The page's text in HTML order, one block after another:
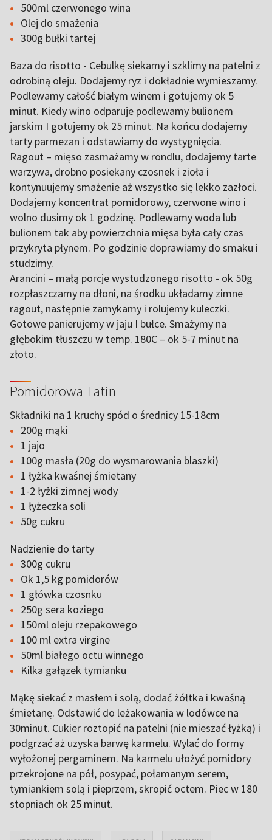
500ml czerwonego wina
Olej do smażenia
300g bułki tartej
Baza do risotto - Cebulkę siekamy i szklimy na patelni z
odrobiną oleju. Dodajemy ryz i dokładnie wymieszamy.
Podlewamy całość białym winem i gotujemy ok 5
minut. Kiedy wino odparuje podlewamy bulionem
jarskim I gotujemy ok 25 minut. Na końcu dodajemy
tarty parmezan i odstawiamy do wystygnięcia.
Ragout – mięso zasmażamy w rondlu, dodajemy tarte
warzywa, drobno posiekany czosnek i zioła i
kontynuujemy smażenie aż wszystko się lekko zazłoci.
Dodajemy koncentrat pomidorowy, czerwone wino i
wolno dusimy ok 1 godzinę. Podlewamy woda lub
bulionem tak aby powierzchnia mięsa była cały czas
przykryta płynem. Po godzinie doprawiamy do smaku i
studzimy.
Arancini – małą porcje wystudzonego risotto - ok 50g
rozpłaszczamy na dłoni, na środku układamy zimne
ragout, następnie zamykamy i rolujemy kuleczki.
Gotowe panierujemy w jaju I bułce. Smażymy na
głębokim tłuszczu w temp. 180C – ok 5-7 minut na
złoto.
Pomidorowa Tatin
Składniki na 1 kruchy spód o średnicy 15-18cm
200g mąki
1 jajo
100g masła (20g do wysmarowania blaszki)
1 łyżka kwaśnej śmietany
1-2 łyżki zimnej wody
1 łyżeczka soli
50g cukru
Nadzienie do tarty
300g cukru
Ok 1,5 kg pomidorów
1 główka czosnku
250g sera koziego
150ml oleju rzepakowego
100 ml extra virgine
50ml białego octu winnego
Kilka gałązek tymianku
Mąkę siekać z masłem i solą, dodać żółtka i kwaśną
śmietanę. Odstawić do leżakowania w lodówce na
30minut. Cukier roztopić na patelni (nie mieszać łyżką) i
podgrzać aż uzyska barwę karmelu. Wylać do formy
wyłożonej pergaminem. Na karmelu ułożyć pomidory
przekrojone na pół, posypać, połamanym serem,
tymiankiem solą i pieprzem, skropić octem. Piec w 180
stopniach ok 25 minut.